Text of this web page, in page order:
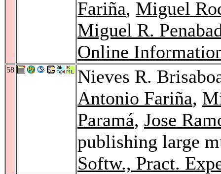
Fariña, Miguel
Miguel R.
Online
58
Nieves R.
Antonio Fariña,
Paramá, Jose
publishing large
Softw., Pract.